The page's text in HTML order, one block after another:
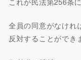
全員の同意がなけれ
反対することができ